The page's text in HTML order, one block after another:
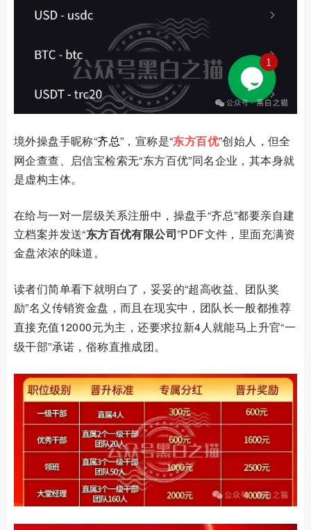
境外操盘手昵称“齐总”，宣称是“东方百优”创始人，但全
网企查查、启信宝检索无“东方百优”同名企业，其本身就
是虚构主体。
在给与一对一层级关系注册中，操盘手“齐总”都要亲自建
立档案并发送“东方百优有限公司”PDF文件，里面充满资
金盘浓浓的味道。
读者们简单看下就明白了，妥妥的“超高收益、团队奖
励”名义传销资金盘，而且在现实中，团队长一般都推荐
直接充值12000元为主，还要求拉新4人就能马上升官“一
级干部”承诺，俗称直推成团。